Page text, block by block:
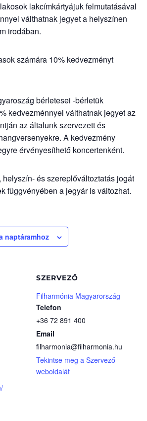
lakcímkártyájuk felmutatásával
válthatnak jegyet a helyszínen
irodában.
számára 10% kedvezményt
bérletesei -bérletük
kedvezménnyel válthatnak jegyet az
az általunk szervezett és
A kedvezmény
érvényesíthető koncertenként.
helyszín- és szereplőváltoztatás jogát
függvényében a jegyár is változhat.
naptáramhoz
SZERVEZŐ
Filharmónia Magyarország
Telefon
+36 72 891 400
Email
filharmonia@filharmonia.hu
Tekintse meg a Szervező
weboldalát